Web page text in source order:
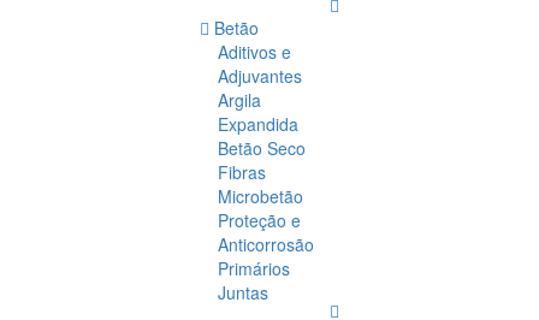
Betão
Aditivos e
Adjuvantes
Argila
Expandida
Betão Seco
Fibras
Microbetão
Proteção e
Anticorrosão
Primários
Juntas